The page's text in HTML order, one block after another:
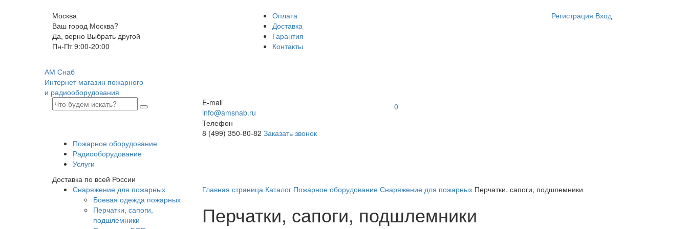
Москва
Ваш город Москва?
Да, верно Выбрать другой
Пн-Пт 9:00-20:00
Оплата
Доставка
Гарантия
Контакты
Регистрация Вход
АМ Снаб
Интернет магазин пожарного
и радиооборудования
E-mail
info@amsnab.ru
Телефон
8 (499) 350-80-82 Заказать звонок
0
Пожарное оборудование
Радиооборудование
Услуги
Доставка по всей России
Снаряжение для пожарных
Боевая одежда пожарных
Перчатки, сапоги,
подшлемники
Главная страница Каталог Пожарное оборудование Снаряжение для пожарных Перчатки, сапоги, подшлемники
Перчатки, сапоги, подшлемники